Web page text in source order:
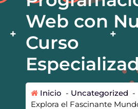
Web con
Curso
Inicio - Uncategorized -
Explora el Fascinante